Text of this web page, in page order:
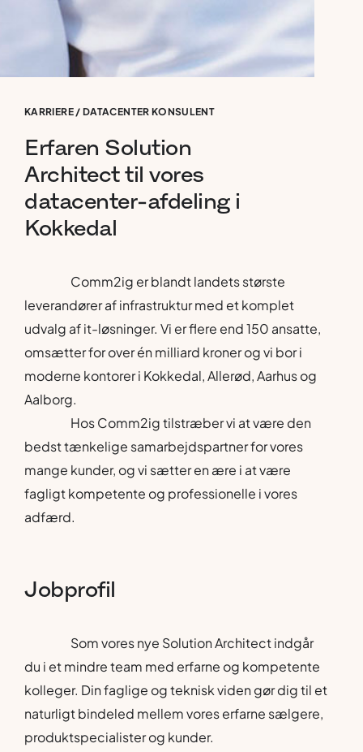
KARRIERE/ DATACENTER KONSULENT
Erfaren Solution
Architect til vores
datacenter-afdeling i
Kokkedal
Comm2ig er blandt landets største
leverandører af infrastruktur med et komplet
udvalg af it-løsninger. Vi er flere end 150 ansatte,
omsætter for over én milliard kroner og vi bor i
moderne kontorer i Kokkedal, Allerød, Aarhus og
Aalborg.
Hos Comm2ig tilstræber vi at være den
bedst tænkelige samarbejdspartner for vores
mange kunder, og vi sætter en ære i at være
fagligt kompetente og professionelle i vores
adfærd.
Jobprofil
Som vores nye Solution Architect indgår
du i et mindre team med erfarne og kompetente
kolleger. Din faglige og teknisk viden gør dig til et
naturligt bindeled mellem vores erfarne sælgere,
produktspecialister og kunder.